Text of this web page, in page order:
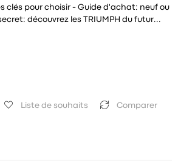
clés pour choisir - Guide d'achat: neuf ou
découvrez les TRIUMPH du futur...
Liste de souhaits Comparer